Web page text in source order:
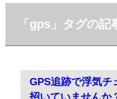
「gps」タグの記
GPS追跡で浮気チ